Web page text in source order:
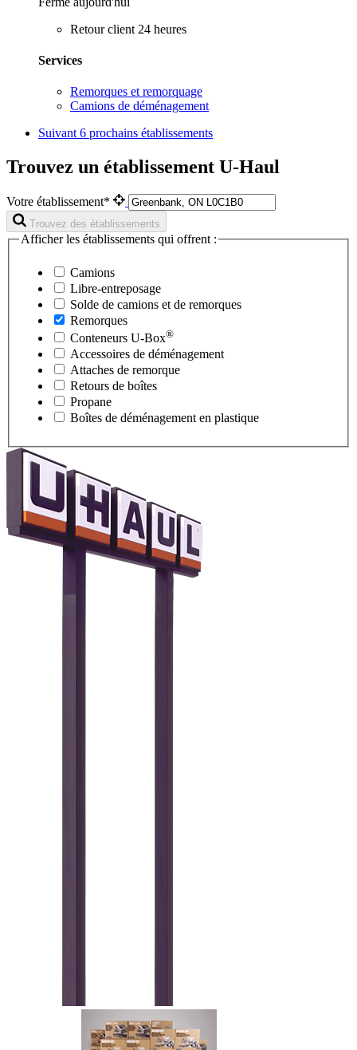
Retour client 24 heures
Services
Remorques et remorquage
Camions de déménagement
Suivant 6 prochains établissements
Trouvez un établissement U-Haul
Votre établissement*
Trouvez des établissements
Afficher les établissements qui offrent :
Camions
Libre-entreposage
Solde de camions et de remorques
Remorques
Conteneurs U-Box®
Accessoires de déménagement
Attaches de remorque
Retours de boîtes
Propane
Boîtes de déménagement en plastique